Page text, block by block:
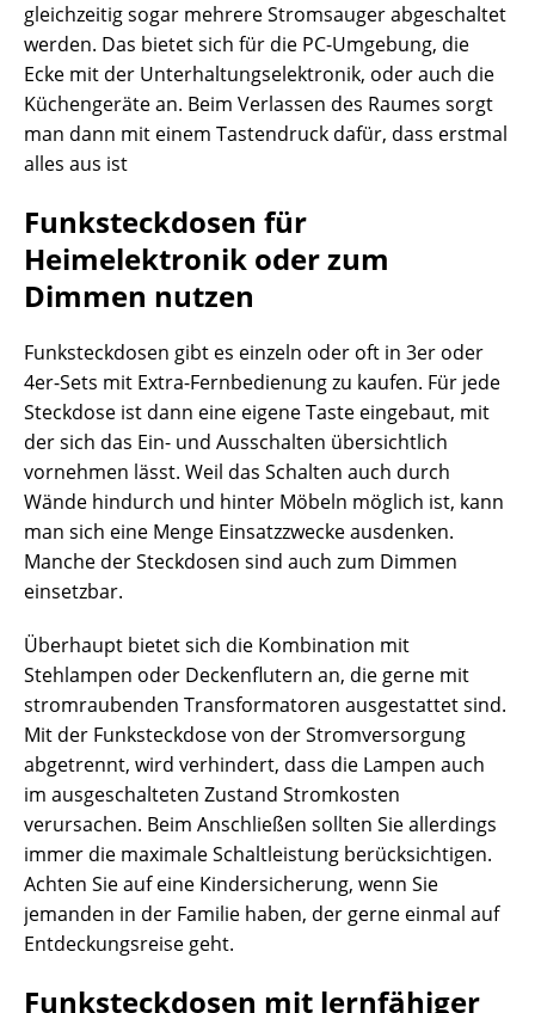
gleichzeitig sogar mehrere Stromsauger abgeschaltet
werden. Das bietet sich für die PC-Umgebung, die
Ecke mit der Unterhaltungselektronik, oder auch die
Küchengeräte an. Beim Verlassen des Raumes sorgt
man dann mit einem Tastendruck dafür, dass erstmal
alles aus ist
Funksteckdosen für
Heimelektronik oder zum
Dimmen nutzen
Funksteckdosen gibt es einzeln oder oft in 3er oder
4er-Sets mit Extra-Fernbedienung zu kaufen. Für jede
Steckdose ist dann eine eigene Taste eingebaut, mit
der sich das Ein- und Ausschalten übersichtlich
vornehmen lässt. Weil das Schalten auch durch
Wände hindurch und hinter Möbeln möglich ist, kann
man sich eine Menge Einsatzzwecke ausdenken.
Manche der Steckdosen sind auch zum Dimmen
einsetzbar.
Überhaupt bietet sich die Kombination mit
Stehlampen oder Deckenflutern an, die gerne mit
stromraubenden Transformatoren ausgestattet sind.
Mit der Funksteckdose von der Stromversorgung
abgetrennt, wird verhindert, dass die Lampen auch
im ausgeschalteten Zustand Stromkosten
verursachen. Beim Anschließen sollten Sie allerdings
immer die maximale Schaltleistung berücksichtigen.
Achten Sie auf eine Kindersicherung, wenn Sie
jemanden in der Familie haben, der gerne einmal auf
Entdeckungsreise geht.
Funksteckdosen mit lernfähiger